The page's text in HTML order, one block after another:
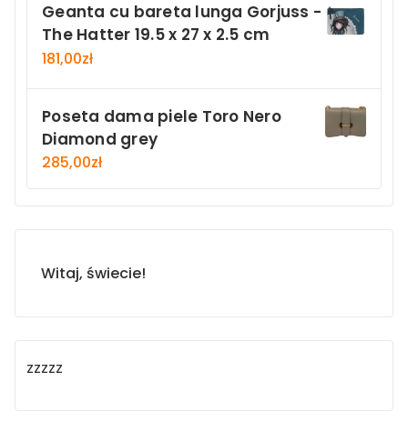
Geanta cu bareta lunga Gorjuss -
The Hatter 19.5 x 27 x 2.5 cm
181,00zł
Poseta dama piele Toro Nero
Diamond grey
285,00zł
Witaj, świecie!
zzzzz